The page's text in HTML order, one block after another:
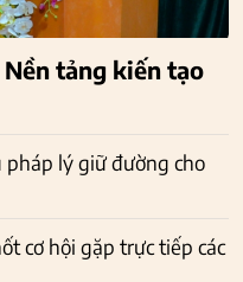
tảng kiến tạo
lý giữ đường cho
cơ hội gặp trực tiếp các